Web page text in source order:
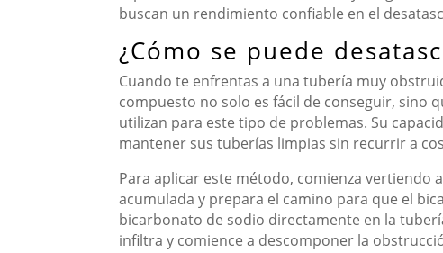
buscan un rendimiento confiable en el
¿Cómo se puede
Cuando te enfrentas a una tubería muy
compuesto no solo es fácil de conseguir, sino
utilizan para este tipo de problemas. Su
mantener sus tuberías limpias sin recurrir a
Para aplicar este método, comienza
acumulada y prepara el camino para que el
bicarbonato de sodio directamente en la
infiltra y comience a descomponer la